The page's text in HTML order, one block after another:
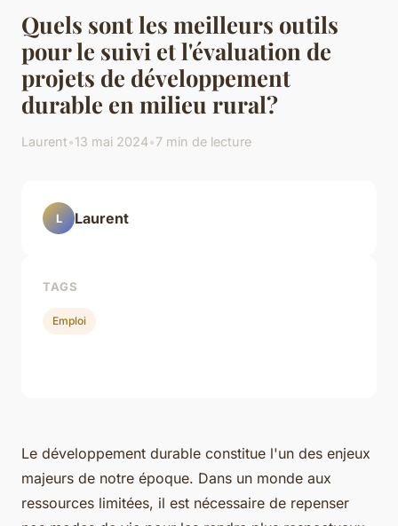
Quels sont les meilleurs outils
pour le suivi et l'évaluation de
projets de développement
durable en milieu rural?
Laurent•13 mai 2024•7 min de lecture
Le développement durable constitue l'un des enjeux
majeurs de notre époque. Dans un monde aux
ressources limitées, il est nécessaire de repenser
L Laurent
TAGS
Emploi